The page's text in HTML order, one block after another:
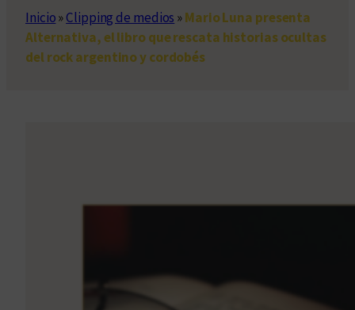
Inicio»Clipping de medios »Mario Luna presenta
Alternativa, el libro que rescata historias ocultas
del rock argentino y cordobés